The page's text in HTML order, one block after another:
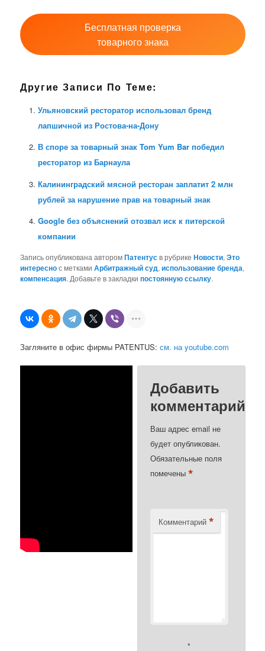
Бесплатная проверка
товарного знака
Другие Записи По Теме:
Ульяновский ресторатор использовал бренд
лапшичной из Ростова-на-Дону
В споре за товарный знак Tom Yum Bar победил
ресторатор из Барнаула
Калининградский мясной ресторан заплатит 2 млн
рублей за нарушение прав на товарный знак
Google без объяснений отозвал иск к питерской
компании
Запись опубликована авторомПатентусв рубрикеНовости,Это
интереснос меткамиАрбитражный суд,использование бренда,
компенсация. Добавьте в закладкипостоянную ссылку.
Загляните в офис фирмы PATENTUS:см. на youtube.com
Добавить
комментарий
Ваш адрес email не
будет опубликован.
Обязательные поля
помечены*
Комментарий *
*